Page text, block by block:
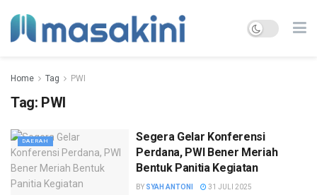
Home Tag PWI
Tag: PWI
DAERAH
Segera Gelar Konferensi
Perdana, PWI Bener Meriah
Bentuk Panitia Kegiatan
BY SYAH ANTONI 31 JULI 2025